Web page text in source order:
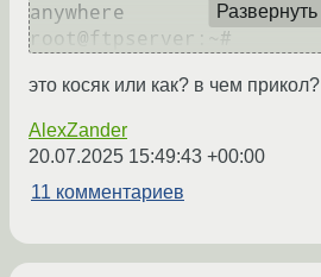
anywhere Развернуть
это косяк или как? в чем прикол?
AlexZander
20.07.2025 15:49:43 +00:00
11 комментариев